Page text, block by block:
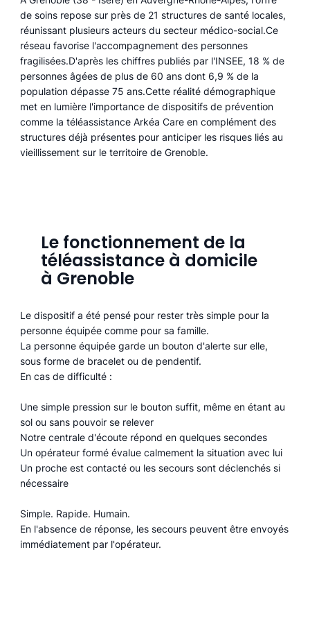
de soins repose sur près de 21 structures de santé locales,
réunissant plusieurs acteurs du secteur médico-social.Ce
réseau favorise l'accompagnement des personnes
fragilisées.D'après les chiffres publiés par l'INSEE, 18 % de
personnes âgées de plus de 60 ans dont 6,9 % de la
population dépasse 75 ans.Cette réalité démographique
met en lumière l'importance de dispositifs de prévention
comme la téléassistance Arkéa Care en complément des
structures déjà présentes pour anticiper les risques liés au
vieillissement sur le territoire de Grenoble.
Le fonctionnement de la
téléassistance à domicile
à Grenoble
Le dispositif a été pensé pour rester très simple pour la
personne équipée comme pour sa famille.
La personne équipée garde un bouton d'alerte sur elle,
sous forme de bracelet ou de pendentif.
En cas de difficulté :
Une simple pression sur le bouton suffit, même en étant au
sol ou sans pouvoir se relever
Notre centrale d'écoute répond en quelques secondes
Un opérateur formé évalue calmement la situation avec lui
Un proche est contacté ou les secours sont déclenchés si
nécessaire
Simple. Rapide. Humain.
En l'absence de réponse, les secours peuvent être envoyés
immédiatement par l'opérateur.